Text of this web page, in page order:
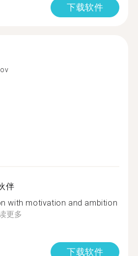
下载软件
伴
with motivation and ambition
更多
下载软件